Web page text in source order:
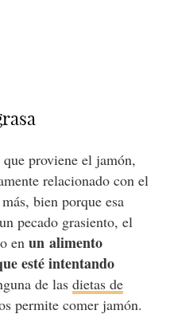
proviene el jamón,
relacionado con el
bien porque esa
pecado grasiento, el
en un alimento
esté intentando
de las dietas de
permite comer jamón.